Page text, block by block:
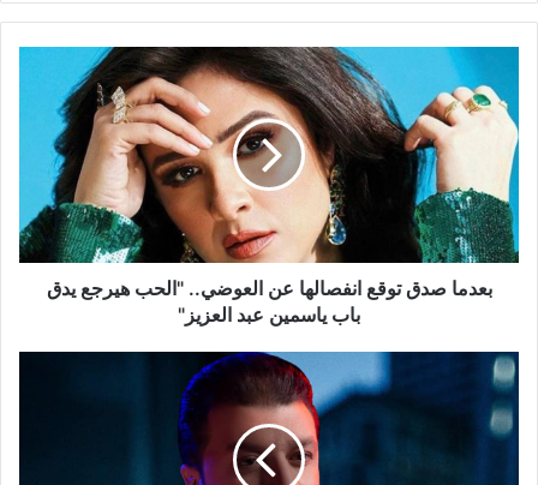
صدق
توقع
انفصالها
عن
العوضي..
"الحب
هيرجع
يدق
العزيز"
بعدما صدق توقع انفصالها عن العوضي.. "الحب هيرجع يدق
باب ياسمين عبد العزيز"
مصطفى
كامل
يتخلى
عن